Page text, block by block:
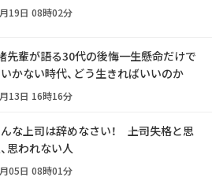
19日 08時02分
先輩が語る30代の後悔――一生懸命だけで
かない時代、どう生きればいいのか
13日 16時16分
な上司は辞めなさい！ ――上司失格と思
思われない人
05日 08時01分